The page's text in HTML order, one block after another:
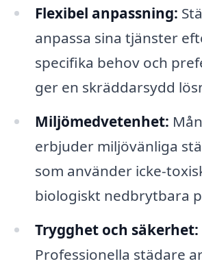
Flexibel anpassning:
anpassa sina tjänster
specifika behov och
ger en skräddarsydd
Miljömedvetenhet:
erbjuder miljövänliga
som använder icke-
biologiskt nedbrytbara
Trygghet och säkerhet:
Professionella städare